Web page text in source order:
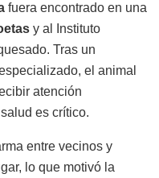
fuera encontrado en una
y al Instituto
Tras un
el animal
atención
es crítico.
entre vecinos y
lo que motivó la